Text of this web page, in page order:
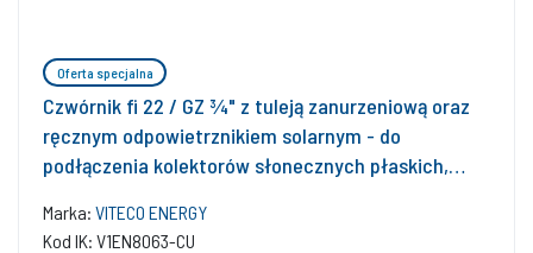
Oferta specjalna
Czwórnik fi 22 / GZ ¾" z tuleją zanurzeniową oraz
ręcznym odpowietrznikiem solarnym - do
podłączenia kolektorów słonecznych płaskich,
miedzianym
Marka: VITECO ENERGY
Kod IK: V1EN8063-CU